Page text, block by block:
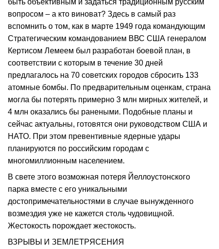
быть объективным и задаться традиционным русским
вопросом – а кто виноват? Здесь в самый раз
вспомнить о том, как в марте 1949 года командующим
Стратегическим командованием ВВС США генералом
Кертисом Лемеем был разработан боевой план, в
соответствии с которым в течение 30 дней
предлагалось на 70 советских городов сбросить 133
атомные бомбы. По предварительным оценкам, страна
могла бы потерять примерно 3 млн мирных жителей, и
4 млн оказались бы ранеными. Подобные планы и
сейчас актуальны, готовятся они руководством США и
НАТО. При этом превентивные ядерные удары
планируются по российским городам с
многомиллионным населением.
В свете этого возможная потеря Йеллоустонского
парка вместе с его уникальными
достопримечательностями в случае вынужденного
возмездия уже не кажется столь чудовищной.
Жестокость порождает жестокость.
ВЗРЫВЫ И ЗЕМЛЕТРЯСЕНИЯ